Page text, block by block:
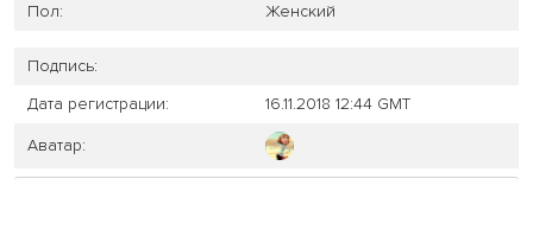
Пол:
Женский
Подпись:
Дата регистрации:
16.11.2018 12:44 GMT
Аватар: